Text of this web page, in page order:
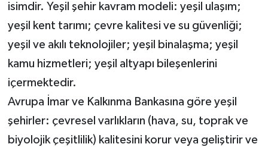
isimdir. Yeşil şehir kavram modeli: yeşil ulaşım;
yeşil kent tarımı; çevre kalitesi ve su güvenliği;
yeşil ve akılı teknolojiler; yeşil binalaşma; yeşil
kamu hizmetleri; yeşil altyapı bileşenlerini
içermektedir.
Avrupa İmar ve Kalkınma Bankasına göre yeşil
şehirler: çevresel varlıkların (hava, su, toprak ve
biyolojik çeşitlilik) kalitesini korur veya geliştirir ve